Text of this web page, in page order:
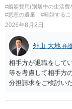
#婚姻費用(別居中の生活費
#悪意の遺棄
#離婚するこ
2026年8月2日
外山 大地 弁
相手方が退職をして
等を考慮して相手方
分担請求をご検討い
て、ご検討いただく